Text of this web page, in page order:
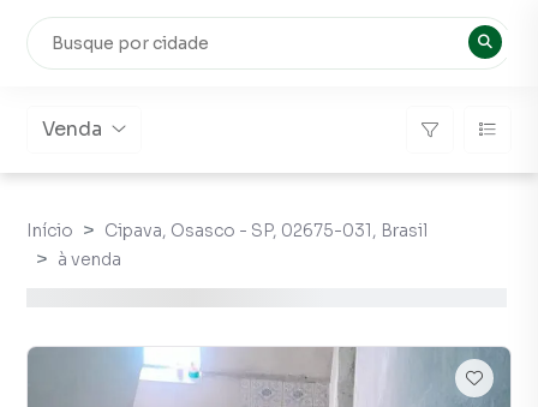
Venda
Início
Cipava, Osasco - SP, 02675-031, Brasil
à venda